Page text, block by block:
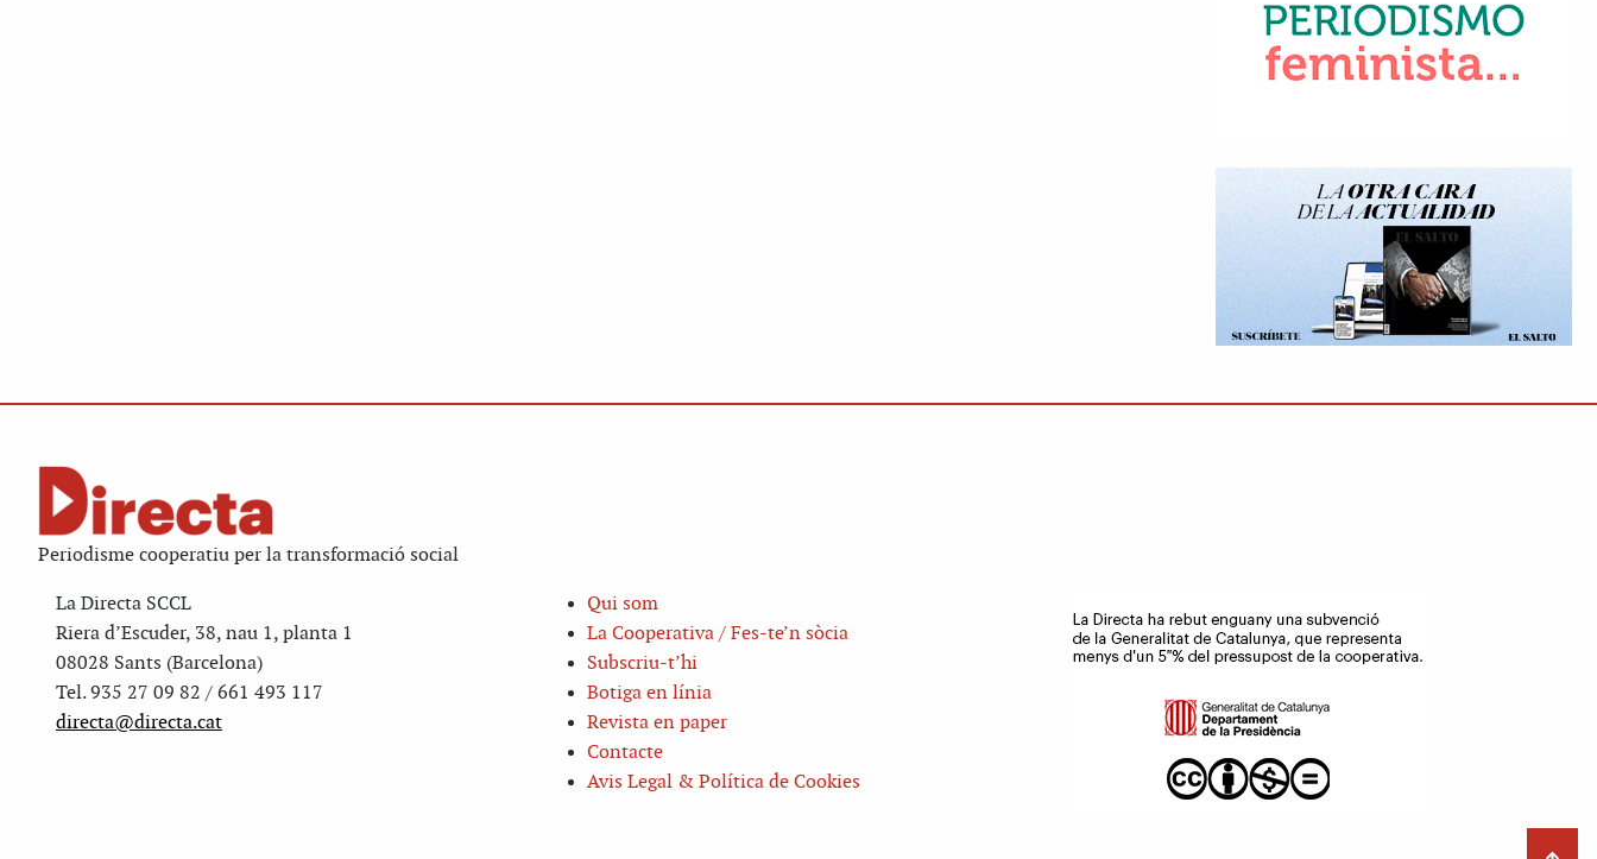
Periodisme cooperatiu per la transformació social
La Directa SCCL
Riera d’Escuder, 38, nau 1, planta 1
08028 Sants (Barcelona)
Tel. 935 27 09 82 / 661 493 117
directa@directa.cat
Qui som
La Cooperativa / Fes-te’n sòcia
Subscriu-t’hi
Botiga en línia
Revista en paper
Contacte
Avis Legal & Política de Cookies